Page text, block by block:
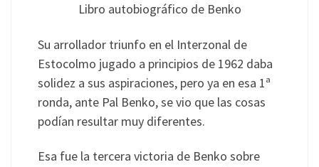
Libro autobiográfico de Benko
Su arrollador triunfo en el Interzonal de
Estocolmo jugado a principios de 1962 daba
solidez a sus aspiraciones, pero ya en esa 1ª
ronda, ante Pal Benko, se vio que las cosas
podían resultar muy diferentes.
Esa fue la tercera victoria de Benko sobre